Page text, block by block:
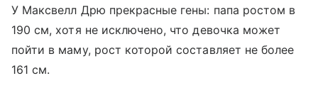
У Максвелл Дрю прекрасные гены: папа ростом в
190 см, хотя не исключено, что девочка может
пойти в маму, рост которой составляет не более
161 см.